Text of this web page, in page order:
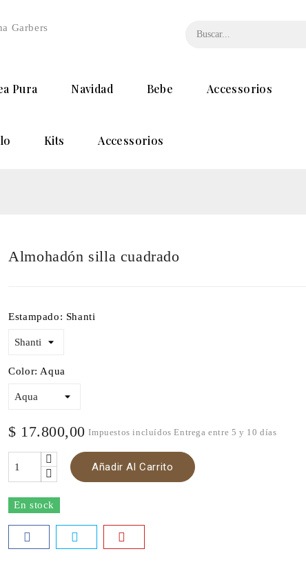
Pura Navidad Bebe Accessorios
Kits Accessorios
Almohadón silla cuadrado
Estampado: Shanti
Color: Aqua
$ 17.800,00 Impuestos incluídosEntrega entre 5 y 10 días
Añadir Al Carrito
En stock